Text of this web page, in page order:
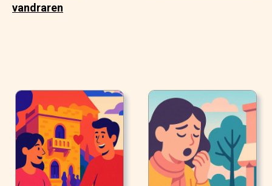
vandraren